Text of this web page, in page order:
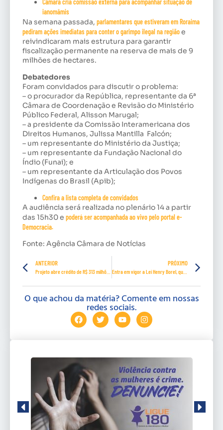
Câmara cria comissão externa para acompanhar situação de
ianomâmis
Na semana passada, parlamentares que estiveram em Roraima
pediram ações imediatas para conter o garimpo ilegal na regiãoe
reivindicaram mais estrutura para garantir
fiscalização permanente na reserva de mais de 9
milhões de hectares.
Debatedores
Foram convidados para discutir o problema:
– o procurador da República, representante da 6ª
Câmara de Coordenação e Revisão do Ministério
Público Federal, Alisson Marugal;
– a presidente da Comissão Interamericana dos
Direitos Humanos, Julissa Mantilla Falcón;
– um representante do Ministério da Justiça;
– um representante da Fundação Nacional do
Índio (Funai); e
– um representante da Articulação dos Povos
Indígenas do Brasil (Apib);
Confira a lista completa de convidados
A audiência será realizada no plenário 14 a partir
das 15h30 e poderá ser acompanhada ao vivo pelo portal e-
Democracia.
Fonte: Agência Câmara de Notícias
ANTERIOR PRÓXIMO
Entra em vigor a Lei Henry Borel, que prevê medidas protetivas a crianças vítimas de violência doméstica
O que achou da matéria? Comente em nossas
redes sociais.